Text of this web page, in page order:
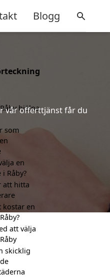
Blogg
vår offerttjänst får du
hjälpa
som
en
Råby?
att hitta
kostar en
att välja
skicklig